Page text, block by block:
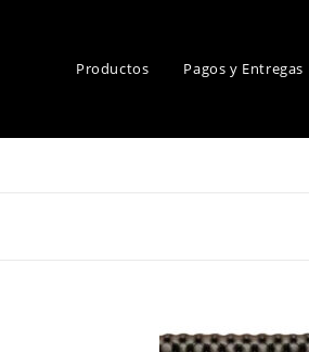
Productos Pagos y Entregas